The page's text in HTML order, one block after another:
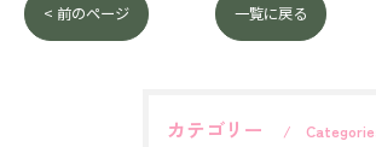
< 前のページ 一覧に戻る
カテゴリー